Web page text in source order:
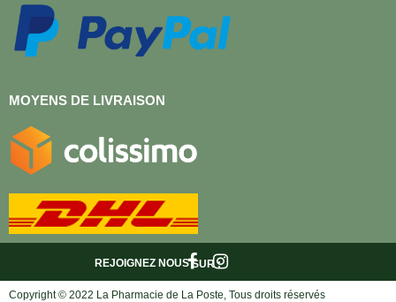
MOYENS DE LIVRAISON
SUR :
REJOIGNEZ NOUS
Copyright © 2022 La Pharmacie de La Poste, Tous droits réservés